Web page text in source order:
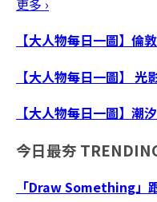
更多 ›
【大人物每日一圖】倫
【大人物每日一圖】
【大人物每日一圖】潮
今日最夯
「Draw Something」